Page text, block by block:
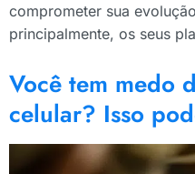
comprometer sua
principalmente, os seus
Você tem medo
celular? Isso